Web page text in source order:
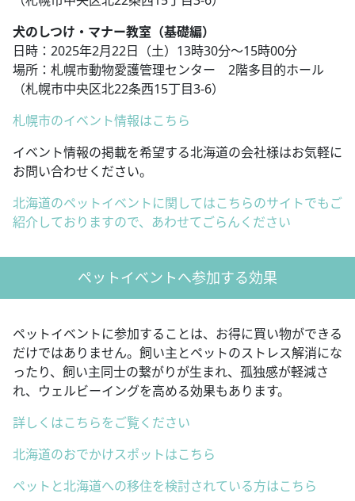
犬のしつけ・マナー教室（基礎編）
日時：2025年2月22日（土）13時30分～15時00分
場所：札幌市動物愛護管理センター 2階多目的ホール
（札幌市中央区北22条西15丁目3-6）
札幌市のイベント情報はこちら
イベント情報の掲載を希望する北海道の会社様はお気軽に
お問い合わせください。
北海道のペットイベントに関してはこちらのサイトでもご
紹介しておりますので、あわせてごらんください
ペットイベントへ参加する効果
ペットイベントに参加することは、お得に買い物ができる
だけではありません。飼い主とペットのストレス解消にな
ったり、飼い主同士の繋がりが生まれ、孤独感が軽減さ
れ、ウェルビーイングを高める効果もあります。
詳しくはこちらをご覧ください
北海道のおでかけスポットはこちら
ペットと北海道への移住を検討されている方はこちら